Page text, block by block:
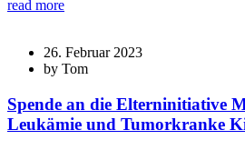
read more
26. Februar 2023
by Tom
Spende an die Elterninitiative
Leukämie und Tumorkranke